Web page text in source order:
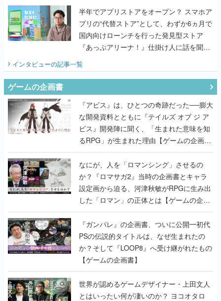
半年でアプリストアをオープン？ スマホア
プリの“代替ストア”として、わずか6ヵ月で
国内向けローンチを行った発見型ストア
『あっぷアリーナ！』仕掛け人に話を聞い
てみた
インタビューの記事一覧
ゲームの企画書
『アビス』は、ひとつの奇跡だった──膨大
な開発資料とともに『テイルズ オブ ジ ア
ビス』開発陣に聞く、「生まれた意味を知
るRPG」が生まれた理由【ゲームの企画
書】
なにが、人を「ロマンシング」させるの
か？『ロマサガ2』当時の企画書とキャラ
設定画から迫る、河津秋敏がRPGに生み出
した「ロマン」の正体とは【ゲームの企画
書】
『ガンパレ』の企画書、ついに公開━初代
PSの伝説的タイトルは、なぜ生まれたの
か？そして『LOOP8』へ受け継がれたもの
【ゲームの企画書】
世界が認めるゲームデザイナー・上田文人
とはいったい何が凄いのか？ ヨコオタロ